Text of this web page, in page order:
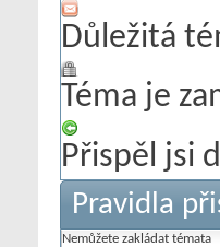
Důležitá
Téma je
Přispěl jsi
Pravidla
Nemůžete zakládat témata